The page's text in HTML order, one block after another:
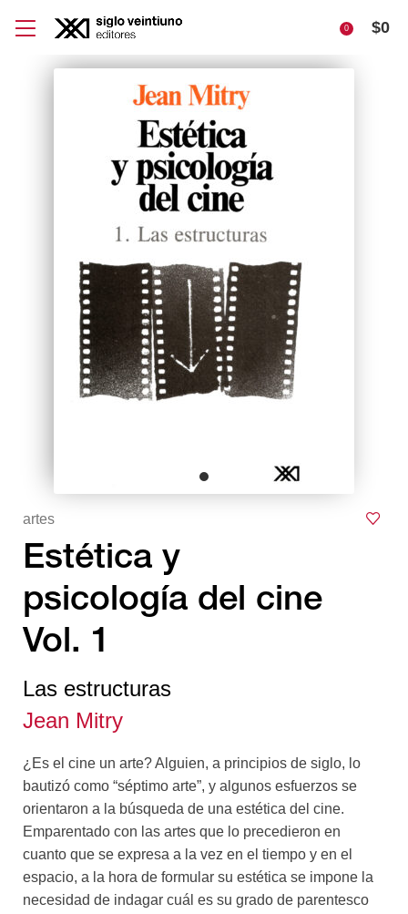
0 $0
artes
Estética y
psicología del cine
Vol. 1
Las estructuras
Jean Mitry
¿Es el cine un arte? Alguien, a principios de siglo, lo
bautizó como “séptimo arte”, y algunos esfuerzos se
orientaron a la búsqueda de una estética del cine.
Emparentado con las artes que lo precedieron en
cuanto que se expresa a la vez en el tiempo y en el
espacio, a la hora de formular su estética se impone la
necesidad de indagar cuál es su grado de parentesco